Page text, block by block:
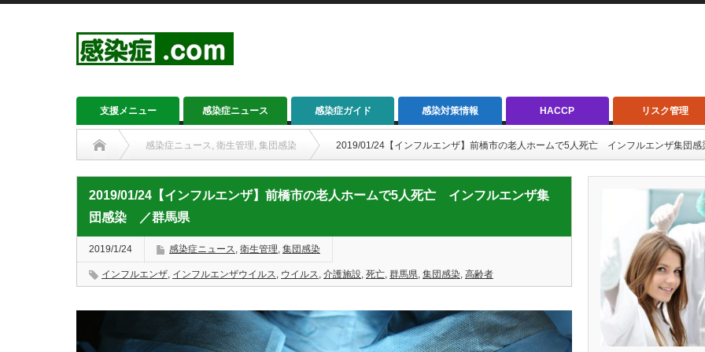
支援メニュー 感染症ニュース 感染症ガイド 感染対策情報 HACCP リスク管理
感染症ニュース, 衛生管理, 集団感染 2019/01/24【インフルエンザ】前橋市の老人ホームで5人死亡 インフルエンザ集団
2019/01/24【インフルエンザ】前橋市の老人ホームで5人死亡 インフルエンザ集
団感染 ／群馬県
2019/1/24 感染症ニュース, 衛生管理, 集団感染
インフルエンザ, インフルエンザウイルス, ウイルス, 介護施設, 死亡, 群馬県, 集団感染, 高齢者